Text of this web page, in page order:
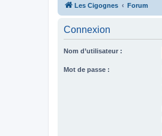
Les Cigognes Forum
Connexion
Nom d’utilisateur :
Mot de passe :